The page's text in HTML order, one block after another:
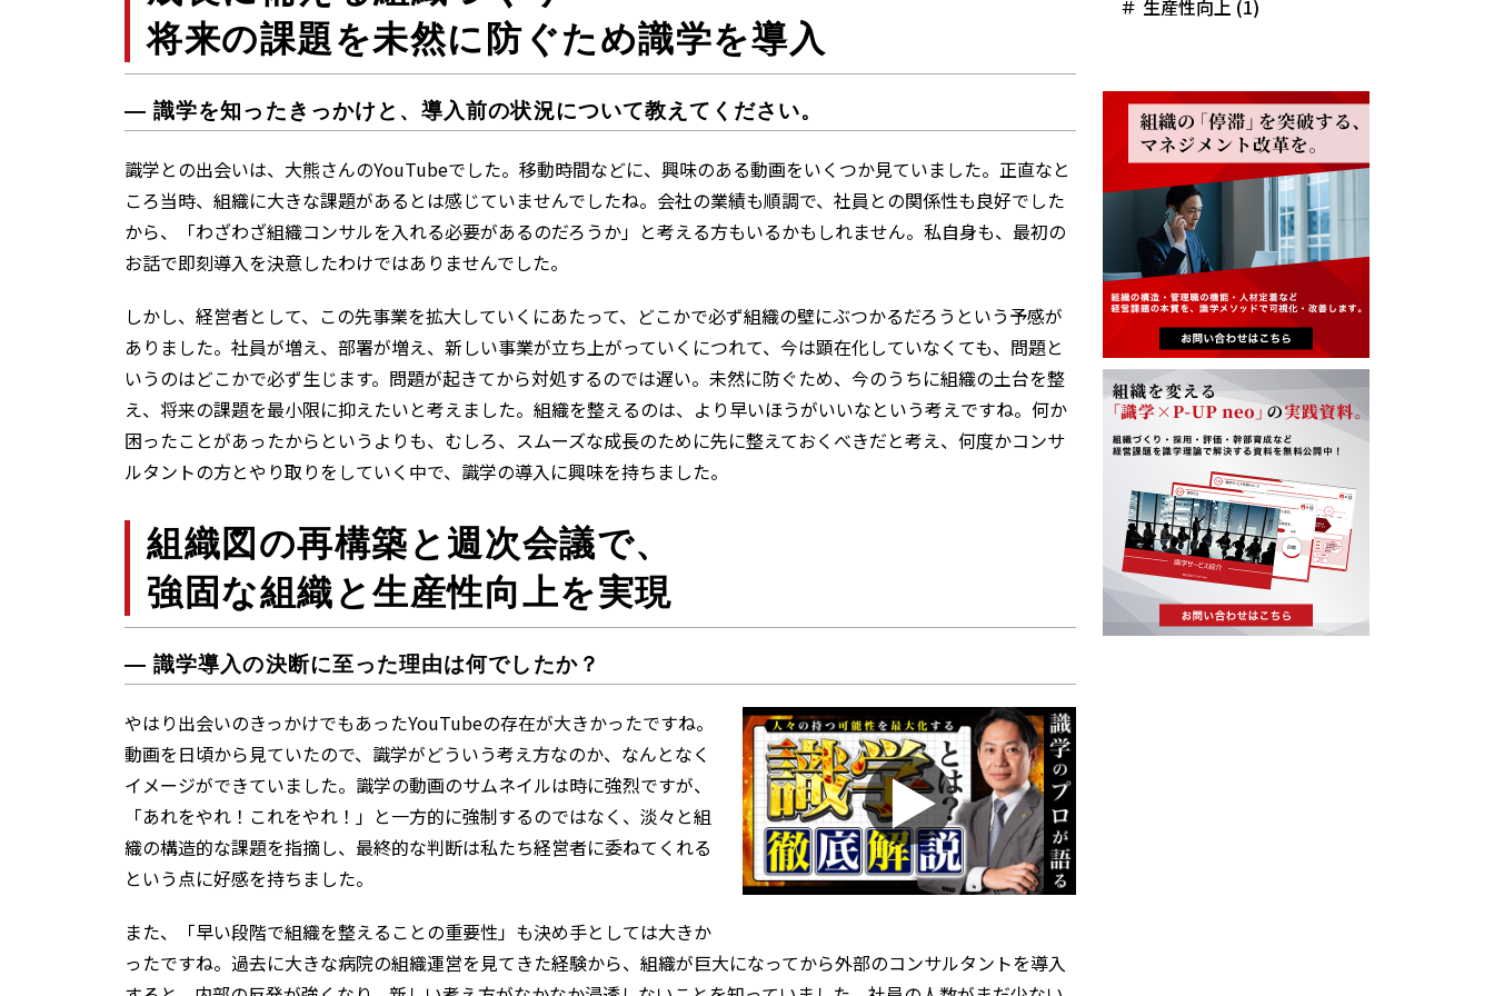
将来の課題を未然に防ぐため識学を導入
― 識学を知ったきっかけと、導入前の状況について教えてください。
識学との出会いは、大熊さんのYouTubeでした。移動時間などに、興味のある動画をいくつか見ていました。正直なと
ころ当時、組織に大きな課題があるとは感じていませんでしたね。会社の業績も順調で、社員との関係性も良好でした
から、「わざわざ組織コンサルを入れる必要があるのだろうか」と考える方もいるかもしれません。私自身も、最初の
お話で即刻導入を決意したわけではありませんでした。
しかし、経営者として、この先事業を拡大していくにあたって、どこかで必ず組織の壁にぶつかるだろうという予感が
ありました。社員が増え、部署が増え、新しい事業が立ち上がっていくにつれて、今は顕在化していなくても、問題と
いうのはどこかで必ず生じます。問題が起きてから対処するのでは遅い。未然に防ぐため、今のうちに組織の土台を整
え、将来の課題を最小限に抑えたいと考えました。組織を整えるのは、より早いほうがいいなという考えですね。何か
困ったことがあったからというよりも、むしろ、スムーズな成長のために先に整えておくべきだと考え、何度かコンサ
ルタントの方とやり取りをしていく中で、識学の導入に興味を持ちました。
組織図の再構築と週次会議で、
強固な組織と生産性向上を実現
― 識学導入の決断に至った理由は何でしたか？
▶
やはり出会いのきっかけでもあったYouTubeの存在が大きかったですね。
動画を日頃から見ていたので、識学がどういう考え方なのか、なんとなく
イメージができていました。識学の動画のサムネイルは時に強烈ですが、
「あれをやれ！これをやれ！」と一方的に強制するのではなく、淡々と組
織の構造的な課題を指摘し、最終的な判断は私たち経営者に委ねてくれる
という点に好感を持ちました。
また、「早い段階で組織を整えることの重要性」も決め手としては大きか
ったですね。過去に大きな病院の組織運営を見てきた経験から、組織が巨大になってから外部のコンサルタントを導入
生産性向上 (1)